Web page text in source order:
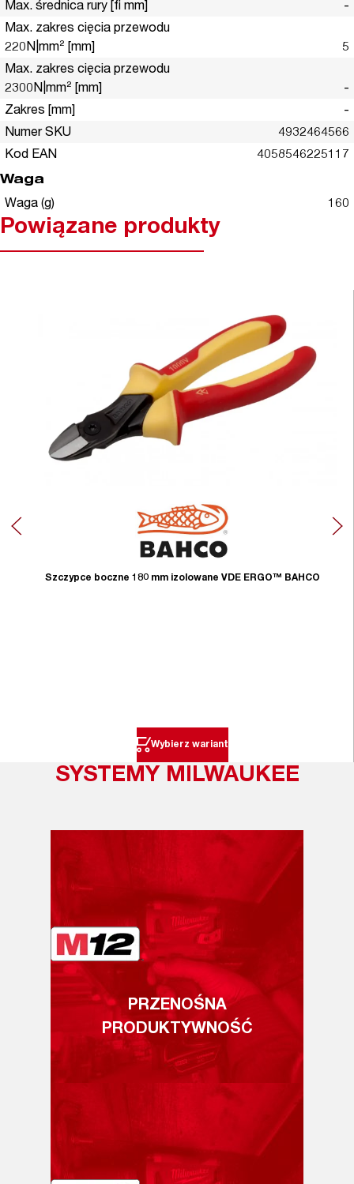
Max. średnica rury [fi mm]
-
Max. zakres cięcia przewodu
220N|mm² [mm]
5
Max. zakres cięcia przewodu
2300N|mm² [mm]
-
Zakres [mm]
-
Numer SKU
4932464566
Kod EAN
4058546225117
Waga
Waga (g)
160
Powiązane produkty
Szczypce boczne 180 mm izolowane VDE ERGO™ BAHCO
Wybierz wariant
SYSTEMY MILWAUKEE
PRZENOŚNA
PRODUKTYWNOŚĆ